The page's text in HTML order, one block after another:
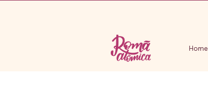
Home